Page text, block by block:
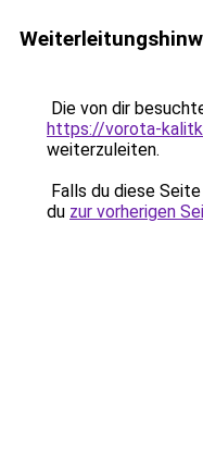
Die von dir
https://vorota-
weiterzuleiten.
Falls du diese
du zur vorherigen